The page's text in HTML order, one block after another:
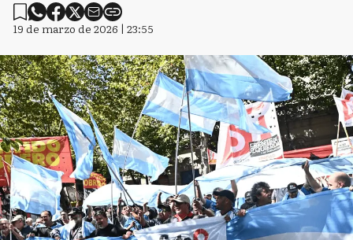
19 de marzo de 2026 | 23:55